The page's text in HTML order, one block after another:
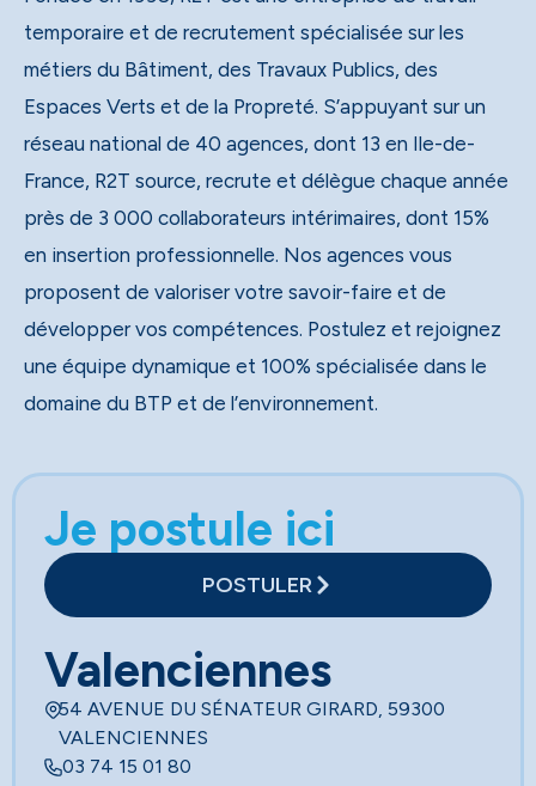
temporaire et de recrutement spécialisée sur les
métiers du Bâtiment, des Travaux Publics, des
Espaces Verts et de la Propreté. S’appuyant sur un
réseau national de 40 agences, dont 13 en Ile-de-
France, R2T source, recrute et délègue chaque année
près de 3 000 collaborateurs intérimaires, dont 15%
en insertion professionnelle. Nos agences vous
proposent de valoriser votre savoir-faire et de
développer vos compétences. Postulez et rejoignez
une équipe dynamique et 100% spécialisée dans le
domaine du BTP et de l’environnement.
Je postule ici
POSTULER
Valenciennes
54 AVENUE DU SÉNATEUR GIRARD, 59300
VALENCIENNES
03 74 15 01 80